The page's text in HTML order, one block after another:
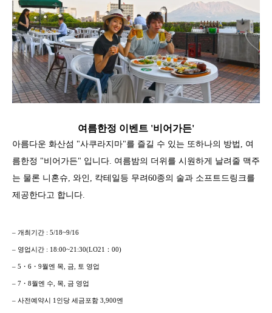
여름한정 이벤트 '비어가든'
아름다운 화산섬 "사쿠라지마"를 즐길 수 있는 또하나의 방법, 여
름한정 "비어가든" 입니다. 여름밤의 더위를 시원하게 날려줄 맥주
는 물론 니혼슈, 와인, 칵테일등 무려60종의 술과 소프트드링크를
제공한다고 합니다.
– 개최기간 : 5/18~9/16
– 영업시간 : 18:00~21:30(LO21：00)
– 5・6・9월엔 목, 금, 토 영업
– 7・8월엔 수, 목, 금 영업
– 사전예약시 1인당 세금포함 3,900엔